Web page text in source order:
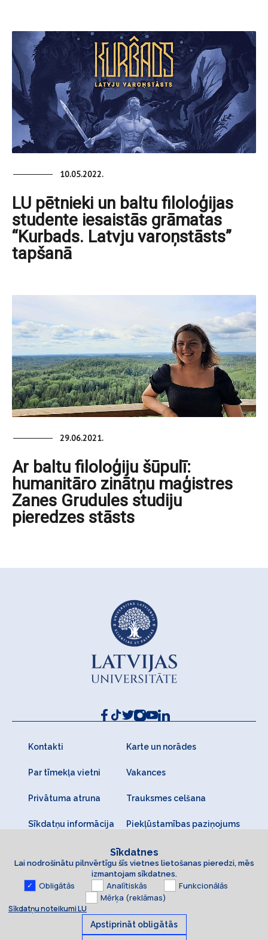
10.05.2022.
LU pētnieki un baltu filoloģijas
studente iesaistās grāmatas
“Kurbads. Latvju varoņstāsts”
tapšanā
29.06.2021.
Ar baltu filoloģiju šūpulī:
humanitāro zinātņu maģistres
Zanes Grudules studiju
pieredzes stāsts
Kontakti Karte un norādes
Par tīmekļa vietni Vakances
Privātuma atruna Trauksmes celšana
Sīkdatņu informācija Piekļūstamības paziņojums
Sīkdatnes
Lai nodrošinātu pilnvērtīgu šīs vietnes lietošanas pieredzi, mēs
izmantojam sīkdatnes.
Obligātās Analītiskās
Funkcionālās
Mērķa (reklāmas)
Sīkdatņu noteikumi LU
Apstiprināt obligātās